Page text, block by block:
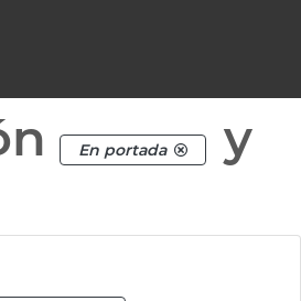
En portada
y